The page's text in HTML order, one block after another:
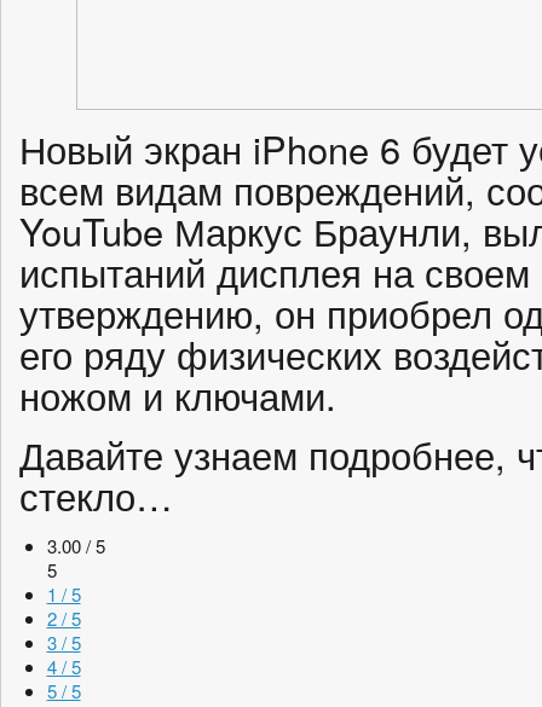
Новый экран iPhone 6 будет
всем видам повреждений,
YouTube Маркус Браунли,
испытаний дисплея на
утверждению, он приобрел
его ряду физических
ножом и ключами.
Давайте узнаем подробнее,
стекло…
3.00 / 5
5
1 / 5
2 / 5
3 / 5
4 / 5
5 / 5